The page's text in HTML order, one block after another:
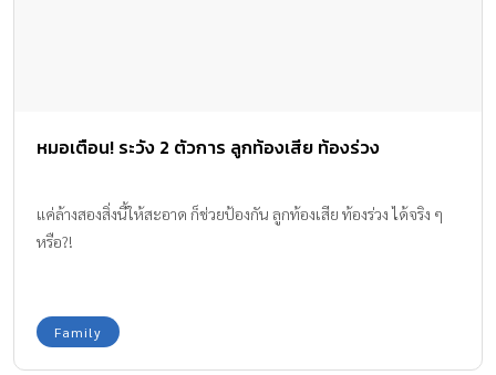
หมอเตือน! ระวัง 2 ตัวการ ลูกท้องเสีย ท้องร่วง
แค่ล้างสองสิ่งนี้ให้สะอาด ก็ช่วยป้องกัน ลูกท้องเสีย ท้องร่วง ได้จริง ๆ
หรือ?!
Family